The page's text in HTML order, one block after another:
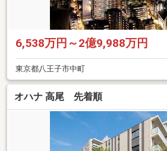
6,538万円～2億9,988万円
東京都八王子市中町
オハナ 高尾 先着順